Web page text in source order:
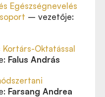
Egészségnevelés
– vezetője:
Kortárs-Oktatással
Falus András
Farsang Andrea